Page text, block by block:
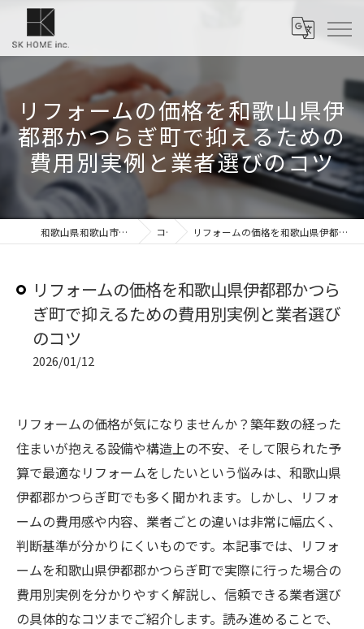
リフォームの価格を和歌山県伊
都郡かつらぎ町で抑えるための
費用別実例と業者選びのコツ
和歌山県和歌山市のリフォームなら株式会社SKホーム コラム リフォームの価格を和歌山県伊都郡かつらぎ町で抑えるための費用別実例と業者選びのコツ
リフォームの価格を和歌山県伊都郡かつら
ぎ町で抑えるための費用別実例と業者選び
のコツ
2026/01/12
リフォームの価格が気になりませんか？築年数の経った
住まいが抱える設備や構造上の不安、そして限られた予
算で最適なリフォームをしたいという悩みは、和歌山県
伊都郡かつらぎ町でも多く聞かれます。しかし、リフォ
ームの費用感や内容、業者ごとの違いは非常に幅広く、
判断基準が分かりにくいものです。本記事では、リフォ
ームを和歌山県伊都郡かつらぎ町で実際に行った場合の
費用別実例を分かりやすく解説し、信頼できる業者選び
の具体的なコツまでご紹介します。読み進めることで、